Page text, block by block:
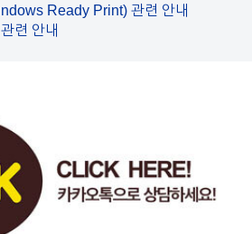
Ready Print) 관련 안내
련 안내